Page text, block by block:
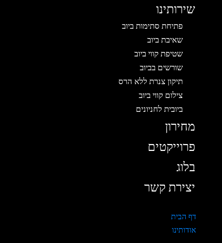
שירותינו
פתיחת סתימות ביוב
שאיבת ביוב
שטיפת קווי ביוב
שורשים בביוב
תיקון צנרת ללא הרס
צילום קווי ביוב
ביובית לחניונים
מחירון
פרוייקטים
בלוג
יצירת קשר
דף הבית
אודותינו